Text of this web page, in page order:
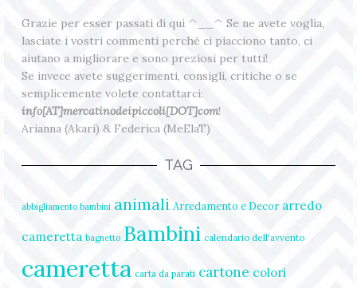
Grazie per esser passati di qui ^__^ Se ne avete voglia,
lasciate i vostri commenti perché ci piacciono tanto, ci
aiutano a migliorare e sono preziosi per tutti!
Se invece avete suggerimenti, consigli, critiche o se
semplicemente volete contattarci:
info[AT]mercatinodeipiccoli[DOT]com!
Arianna (Akari) & Federica (MeElaT)
TAG
abbigliamento bambini animali Arredamento e Decor arredo
cameretta bagnetto Bambini calendario dell'avvento
cameretta carta da parati cartone colori